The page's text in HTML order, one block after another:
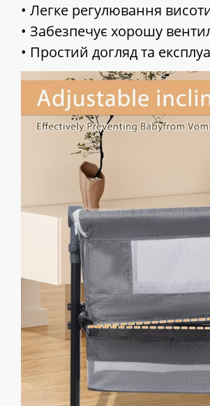
• Легке регулювання
• Забезпечує хорошу
• Простий догляд та